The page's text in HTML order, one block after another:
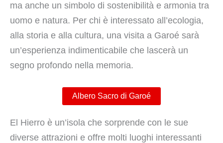
ma anche un simbolo di sostenibilità e armonia tra
uomo e natura. Per chi è interessato all’ecologia,
alla storia e alla cultura, una visita a Garoé sarà
un’esperienza indimenticabile che lascerà un
segno profondo nella memoria.
Albero Sacro di Garoé
El Hierro è un’isola che sorprende con le sue
diverse attrazioni e offre molti luoghi interessanti